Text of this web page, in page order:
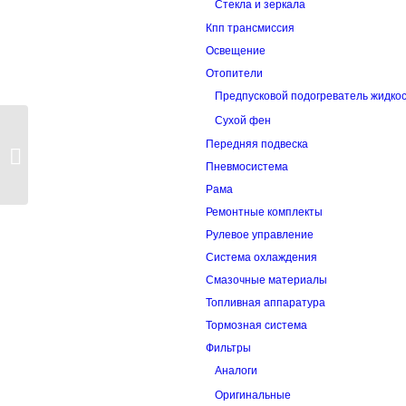
Стекла и зеркала
Кпп трансмиссия
Освещение
Отопители
Предпусковой подогреватель
Сухой фен
Передняя подвеска
Пневмосистема
Рама
Ремонтные комплекты
Рулевое управление
Система охлаждения
Смазочные материалы
Топливная аппаратура
Тормозная система
Фильтры
Аналоги
Оригинальные